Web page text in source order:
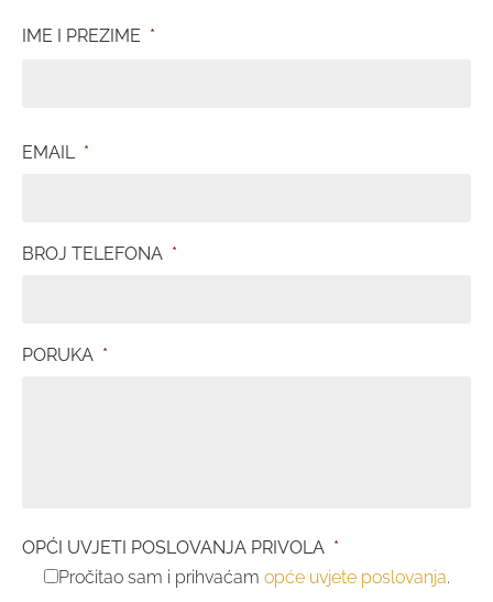
IME I PREZIME *
EMAIL *
BROJ TELEFONA *
PORUKA *
OPĆI UVJETI POSLOVANJA PRIVOLA *
Pročitao sam i prihvaćam opće uvjete poslovanja.